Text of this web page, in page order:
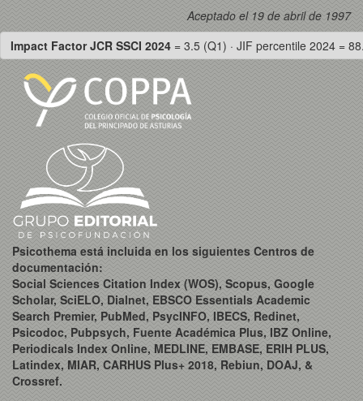
Aceptado el 19 de abril de 1997
Impact Factor JCR SSCI 2024 = 3.5 (Q1) · JIF percentile 2024 =
Psicothema está incluida en los siguientes Centros de
documentación:
Social Sciences Citation Index (WOS), Scopus, Google
Scholar, SciELO, Dialnet, EBSCO Essentials Academic
Search Premier, PubMed, PsycINFO, IBECS, Redinet,
Psicodoc, Pubpsych, Fuente Académica Plus, IBZ Online,
Periodicals Index Online, MEDLINE, EMBASE, ERIH PLUS,
Latindex, MIAR, CARHUS Plus+ 2018, Rebiun, DOAJ, &
Crossref.